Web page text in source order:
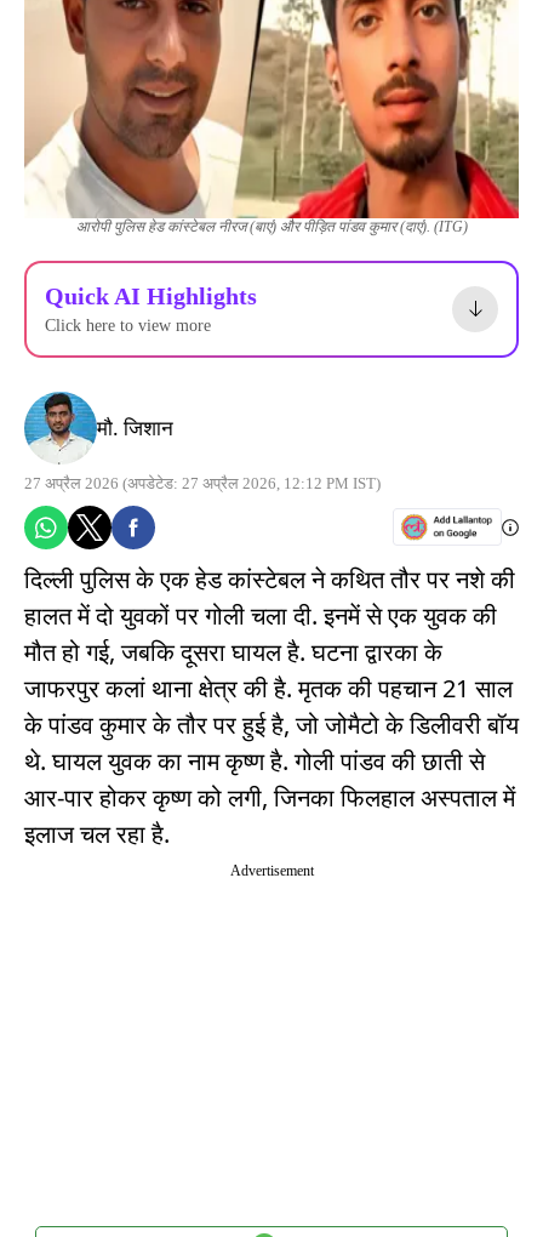
आरोपी पुलिस हेड कांस्टेबल नीरज (बाएं) और पीड़ित पांडव कुमार (दाएं). (ITG)
Quick AI Highlights
Click here to view more
मौ. जिशान
27 अप्रैल 2026 (अपडेटेड: 27 अप्रैल 2026, 12:12 PM IST)
दिल्ली पुलिस के एक हेड कांस्टेबल ने कथित तौर पर नशे की
हालत में दो युवकों पर गोली चला दी. इनमें से एक युवक की
मौत हो गई, जबकि दूसरा घायल है. घटना द्वारका के
जाफरपुर कलां थाना क्षेत्र की है. मृतक की पहचान 21 साल
के पांडव कुमार के तौर पर हुई है, जो जोमैटो के डिलीवरी बॉय
थे. घायल युवक का नाम कृष्ण है. गोली पांडव की छाती से
आर-पार होकर कृष्ण को लगी, जिनका फिलहाल अस्पताल में
इलाज चल रहा है.
Advertisement